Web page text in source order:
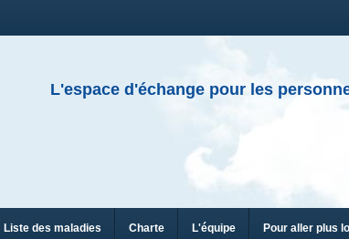
L'espace d'échange pour les
Liste des maladies Charte L'équipe Pour aller plus